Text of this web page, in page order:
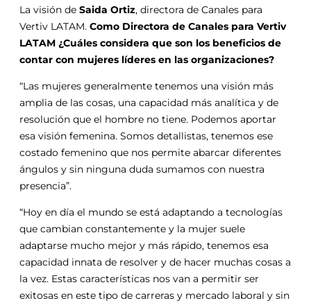
La visión de Saida Ortiz, directora de Canales para
Vertiv LATAM. Como Directora de Canales para Vertiv
LATAM ¿Cuáles considera que son los beneficios de
contar con mujeres líderes en las organizaciones?
“Las mujeres generalmente tenemos una visión más
amplia de las cosas, una capacidad más analítica y de
resolución que el hombre no tiene. Podemos aportar
esa visión femenina. Somos detallistas, tenemos ese
costado femenino que nos permite abarcar diferentes
ángulos y sin ninguna duda sumamos con nuestra
presencia”.
“Hoy en día el mundo se está adaptando a tecnologías
que cambian constantemente y la mujer suele
adaptarse mucho mejor y más rápido, tenemos esa
capacidad innata de resolver y de hacer muchas cosas a
la vez. Estas características nos van a permitir ser
exitosas en este tipo de carreras y mercado laboral y sin